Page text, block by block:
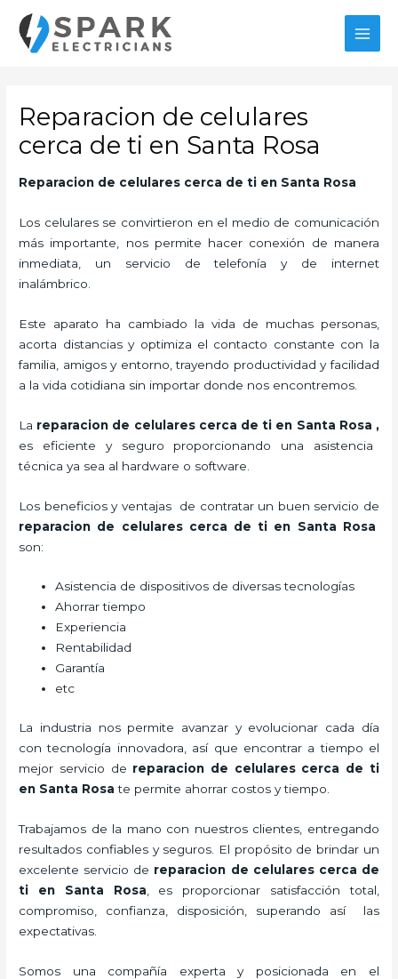
contenido
Reparacion de celulares
cerca de ti en Santa Rosa
Reparacion de celulares cerca de ti en Santa Rosa
Los celulares se convirtieron en el medio de comunicación
más importante, nos permite hacer conexión de manera
inmediata, un servicio de telefonía y de internet
inalámbrico.
Este aparato ha cambiado la vida de muchas personas,
acorta distancias y optimiza el contacto constante con la
familia, amigos y entorno, trayendo productividad y facilidad
a la vida cotidiana sin importar donde nos encontremos.
La reparacion de celulares cerca de ti en Santa Rosa ,
es eficiente y seguro proporcionando una asistencia
técnica ya sea al hardware o software.
Los beneficios y ventajas de contratar un buen servicio de
reparacion de celulares cerca de ti en Santa Rosa
son:
Asistencia de dispositivos de diversas tecnologías
Ahorrar tiempo
Experiencia
Rentabilidad
Garantía
etc
La industria nos permite avanzar y evolucionar cada día
con tecnología innovadora, así que encontrar a tiempo el
mejor servicio de reparacion de celulares cerca de ti
en Santa Rosa te permite ahorrar costos y tiempo.
Trabajamos de la mano con nuestros clientes, entregando
resultados confiables y seguros. El propósito de brindar un
excelente servicio de reparacion de celulares cerca de
ti en Santa Rosa , es proporcionar satisfacción total,
compromiso, confianza, disposición, superando así las
expectativas.
Somos una compañía experta y posicionada en el